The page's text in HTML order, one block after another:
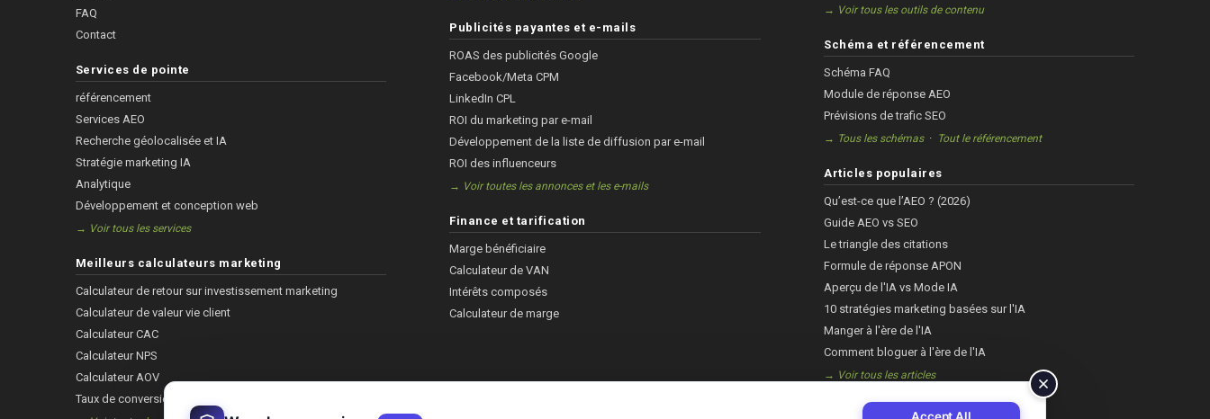
FAQ
Contact
Services de pointe
référencement
Services AEO
Recherche géolocalisée et IA
Stratégie marketing IA
Analytique
Développement et conception web
→ Voir tous les services
Meilleurs calculateurs marketing
Calculateur de retour sur investissement marketing
Calculateur de valeur vie client
Calculateur CAC
Calculateur NPS
Calculateur AOV
Taux de conversion
Publicités payantes et e-mails
ROAS des publicités Google
Facebook/Meta CPM
LinkedIn CPL
ROI du marketing par e-mail
Développement de la liste de diffusion par e-mail
ROI des influenceurs
→ Voir toutes les annonces et les e-mails
Finance et tarification
Marge bénéficiaire
Calculateur de VAN
Intérêts composés
Calculateur de marge
→ Voir tous les outils de contenu
Schéma et référencement
Schéma FAQ
Module de réponse AEO
Prévisions de trafic SEO
→ Tous les schémas· Tout le référencement
Articles populaires
Qu’est-ce que l’AEO ? (2026)
Guide AEO vs SEO
Le triangle des citations
Formule de réponse APON
Aperçu de l'IA vs Mode IA
10 stratégies marketing basées sur l'IA
Manger à l'ère de l'IA
Comment bloguer à l'ère de l'IA
→ Voir tous les articles